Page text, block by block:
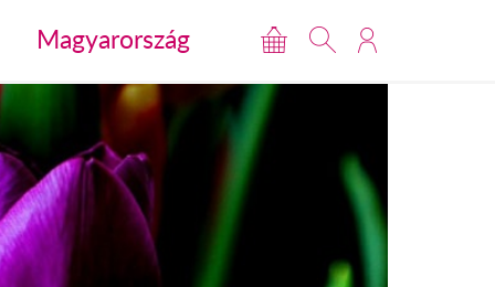
Magyarország